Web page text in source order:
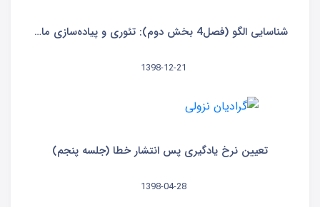
شناسایی الگو (فصل4 بخش دوم): تئوری و پیاده‌سازی ماشین بردار پشتیبان(SVM) و شبکه عصبی MLP
1398-12-21
تعیین نرخ یادگیری پس انتشار خطا (جلسه پنجم)
1398-04-28